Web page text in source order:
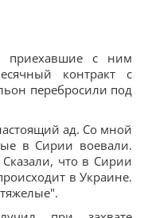
приехавшие с ним
контракт с
перебросили под
ад. Со мной
в Сирии воевали.
что в Сирии
в Украине.